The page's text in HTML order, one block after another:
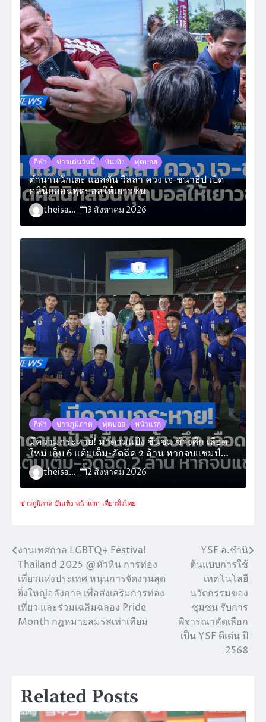
กีฬา ข่าวเด่นวันนี้ บันเทิง ฟุตบอล
ตำนานนักเตะ แอสตัน วิลล่า ควง เจ-ชนาธิป เปิด
คลินิกสอนฟุตบอลให้เยาวชน
theisara_admin 3 สิงหาคม 2026
กีฬา ข่าวภูมิภาค ฟุตบอล หน้าแรก
มีความกระหาย! มาดามแป้ง ชื่นชม ช้างศึก เลือด
ใหม่ เก็บ 6 แต้มเต็ม-อัดฉีด 2 ล้าน หากจบแชมป์
กลุ่ม
theisara_admin 2 สิงหาคม 2026
ข่าวภูมิภาค บันเทิง หน้าแรก เที่ยวทั่วไทย
แนะแนว
เรื่อง
งานเทศกาล LGBTQ+ Festival
Thailand 2025 @หัวหิน การท่อง
เที่ยวแห่งประเทศ หนุนการจัดงานสุด
ยิ่งใหญ่อลังกาล เพื่อส่งเสริมการท่อง
เที่ยว และร่วมเฉลิมฉลอง Pride
Month กฎหมายสมรสเท่าเทียม
YSF อ.ชำนิ
ต้นแบบการใช้
เทคโนโลยี
นวัตกรรมของ
ชุมชน รับการ
พิจารณาคัดเลือก
เป็น YSF ดีเด่น ปี
2568
Related Posts